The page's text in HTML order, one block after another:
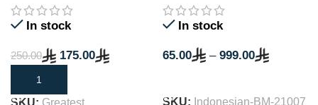
In stock
250.00 175.00
ADD TO CART
SKU: Greatest
In stock
65.00 – 999.00
SKU: Indonesian-BM-21007